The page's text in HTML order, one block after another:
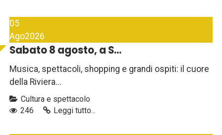
05
Ago2026
Sabato 8 agosto, a S...
Musica, spettacoli, shopping e grandi ospiti: il cuore
della Riviera...
Cultura e spettacolo
246
Leggi tutto...